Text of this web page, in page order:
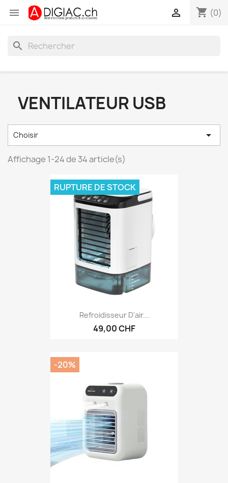
 shopping_cart (0)

search
VENTILATEUR USB
Choisir 
Affichage 1-24 de 34 article(s)
Refroidisseur D'air...
49,00 CHF
RUPTURE DE STOCK
-20%